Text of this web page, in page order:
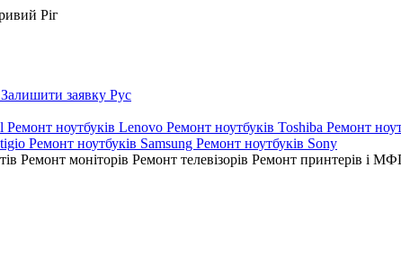
Ріг
Залишити заявку Рус
Ремонт ноутбуків Lenovo Ремонт ноутбуків Toshiba Ремонт
Ремонт ноутбуків Samsung Ремонт ноутбуків Sony
Ремонт моніторів Ремонт телевізорів Ремонт принтерів і